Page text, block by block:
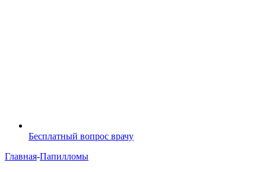
Бесплатный вопрос врачу
Главная-Папилломы